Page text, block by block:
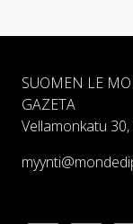
SUOMEN LE
GAZETA
Vellamonkatu